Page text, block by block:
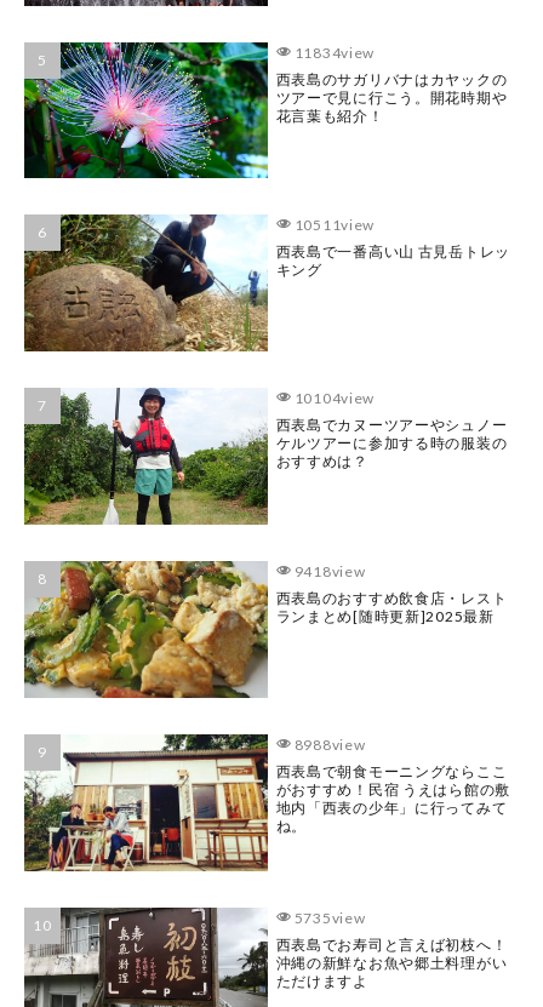
11834view
西表島のサガリバナはカヤックの
ツアーで見に行こう。開花時期や
花言葉も紹介！
10511view
西表島で一番高い山 古見岳トレッ
キング
10104view
西表島でカヌーツアーやシュノー
ケルツアーに参加する時の服装の
おすすめは？
9418view
西表島のおすすめ飲食店・レスト
ランまとめ[随時更新]2025最新
8988view
西表島で朝食モーニングならここ
がおすすめ！民宿 うえはら館の敷
地内「西表の少年」に行ってみて
ね。
5735view
西表島でお寿司と言えば初枝へ！
沖縄の新鮮なお魚や郷土料理がい
ただけますよ